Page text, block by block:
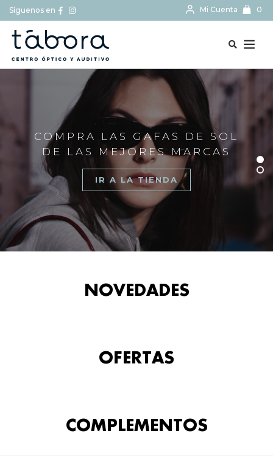
Síguenos en Mi Cuenta 0
COMPRA LAS GAFAS DE SOL
DE LAS MEJORES MARCAS
IR A LA TIENDA
NOVEDADES
OFERTAS
COMPLEMENTOS